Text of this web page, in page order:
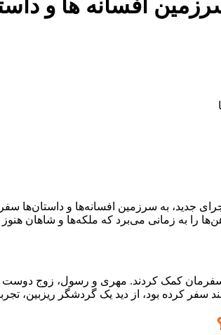
جدید، به سرزمین افسانه‌ها و داستان‌ها
را به زمانی می‌برد که ملکه‌ها و شاهان
کرده بود، از دید یک گردشگر ریزبین،